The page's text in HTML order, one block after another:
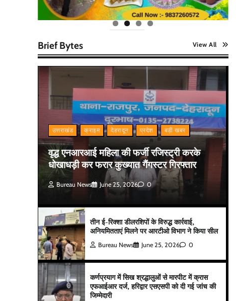
Brief Bytes View All
उत्तराखंड क्राइम देहरादून प्रदेश बड़ी खबर
वृद्ध एनआरआई महिला की फर्जी रजिस्ट्री करके
धोखाधड़ी कर फरार कुख्यात गैंगस्टर गिरफ्तार
Bureau News June 25, 2026 0
तीन ई-रिक्शा डीलरशिपों के विरुद्ध कार्रवाई,
अनियमितताएं मिलने पर आरटीओ विभाग ने किया सील
Bureau News June 25, 2026 0
कर्णप्रयाग में सिख श्रद्धालुओं से मारपीट में क्रास
एफआईआर दर्ज, हरिद्वार एसएसपी को दी गई जांच की
जिम्मेदारी